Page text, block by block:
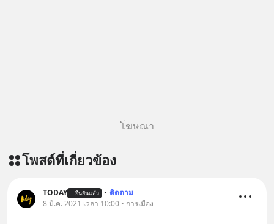
ผ่าน Line OA ด.ดล Blog คลิกเลย -->
สนับสนุนโดย 📣
เครียด หลับยาก ผมอยากแนะนำ
ผลิตภัณฑ์เสริมอาหาร Diip CBD ช่วย
โฆษณา
โพสต์ที่เกี่ยวข้อง
TODAY ยืนยันแล้ว • ติดตาม
8 มี.ค. 2021 เวลา 10:00 • การเมือง